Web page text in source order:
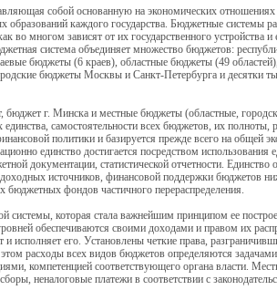
собой основанную на экономических
каждого государства. Бюджетные системы
во многом зависят от их государственного устройства и
система объединяет множество бюджетов:
бюджеты (6 краев), областные бюджеты (49
бюджеты Москвы и Санкт-Петербурга и десятки
бюджет г. Минска и местные бюджеты (областные,
самостоятельности всех бюджетов, их полноты,
политики и базируется прежде всего на общей
единство достигается посредством использования
документации, статистической отчетности. Единство
источников, финансовой поддержки бюджетов
бюджетных фондов частичного перераспределения.
системы, которая стала важнейшим принципом ее
обеспечиваются своими доходами и правом их
исполняет его. Установлены четкие права,
расходы всех видов бюджетов определяются
компетенцией соответствующего органа власти.
неналоговые платежи в соответствии с